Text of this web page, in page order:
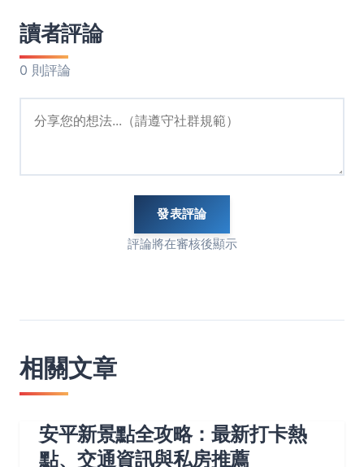
讀者評論
0 則評論
發表評論
評論將在審核後顯示
相關文章
安平新景點全攻略：最新打卡熱
點、交通資訊與私房推薦